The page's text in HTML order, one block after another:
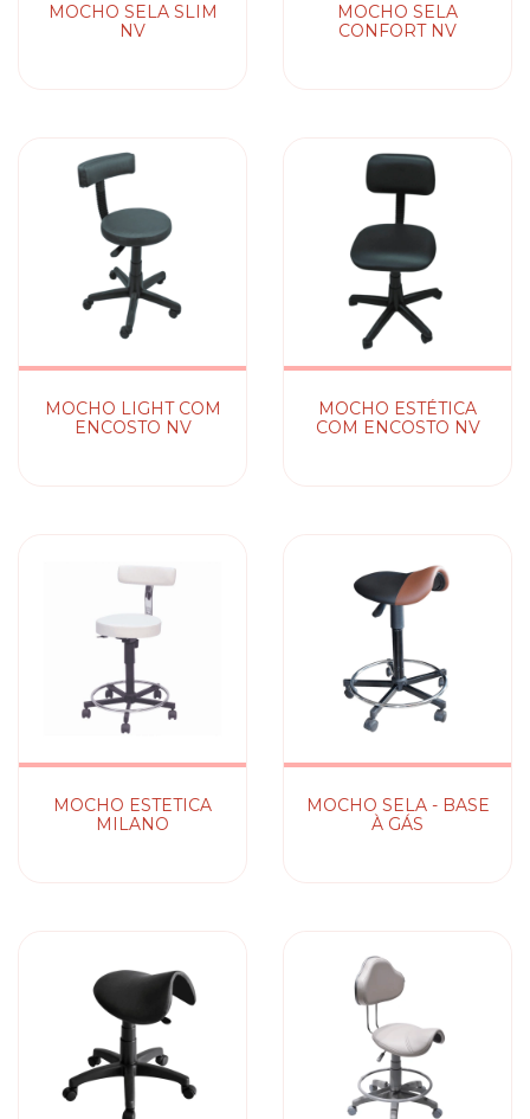
MOCHO SELA SLIM
NV
MOCHO SELA
CONFORT NV
MOCHO LIGHT COM
ENCOSTO NV
MOCHO ESTÉTICA
COM ENCOSTO NV
MOCHO ESTETICA
MILANO
MOCHO SELA - BASE
À GÁS